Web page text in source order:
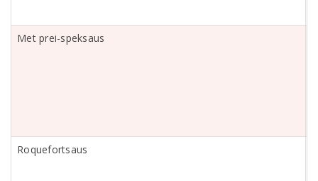
Met prei-speksaus
Roquefortsaus